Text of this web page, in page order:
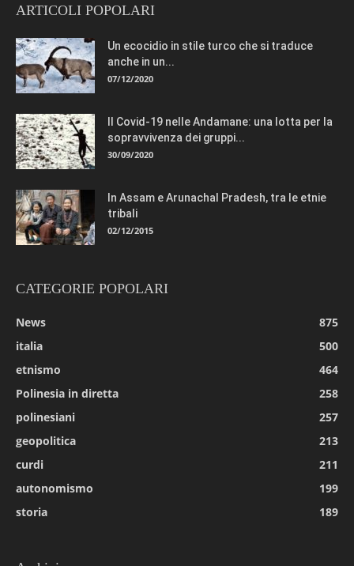
ARTICOLI POPOLARI
Un ecocidio in stile turco che si traduce
anche in un...
07/12/2020
Il Covid-19 nelle Andamane: una lotta per la
sopravvivenza dei gruppi...
30/09/2020
In Assam e Arunachal Pradesh, tra le etnie
tribali
02/12/2015
CATEGORIE POPOLARI
News
875
italia
500
etnismo
464
Polinesia in diretta
258
polinesiani
257
geopolitica
213
curdi
211
autonomismo
199
storia
189